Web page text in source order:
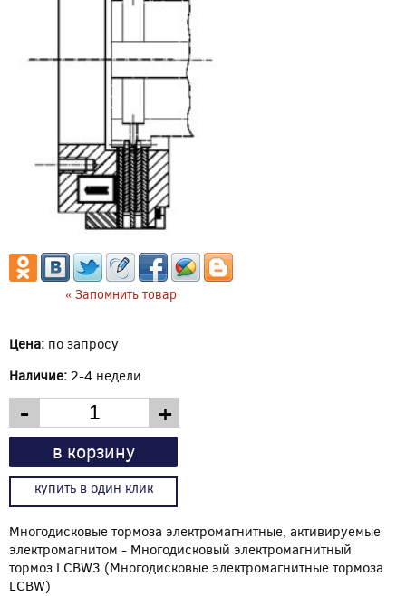
« Запомнить товар
Цена: по запросу
Наличие: 2-4 недели
- +
в корзину
купить в один клик
Многодисковые тормоза электромагнитные, активируемые
электромагнитом - Многодисковый электромагнитный
тормоз LCBW3 (Многодисковые электромагнитные тормоза
LCBW)